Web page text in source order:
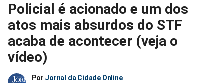
no
Facebook
no
Whatsapp
no
Twitter
no
Messenger
no
Telegram
Policial é acionado e um dos
atos mais absurdos do STF
acaba de acontecer (veja o
vídeo)
Por Jornal da Cidade Online